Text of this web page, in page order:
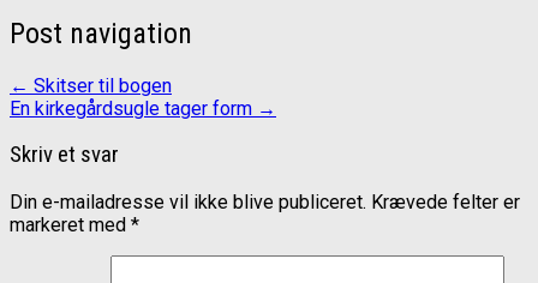
Post navigation
← Skitser til bogen
En kirkegårdsugle tager form →
Skriv et svar
Din e-mailadresse vil ikke blive publiceret. Krævede felter er
markeret med *